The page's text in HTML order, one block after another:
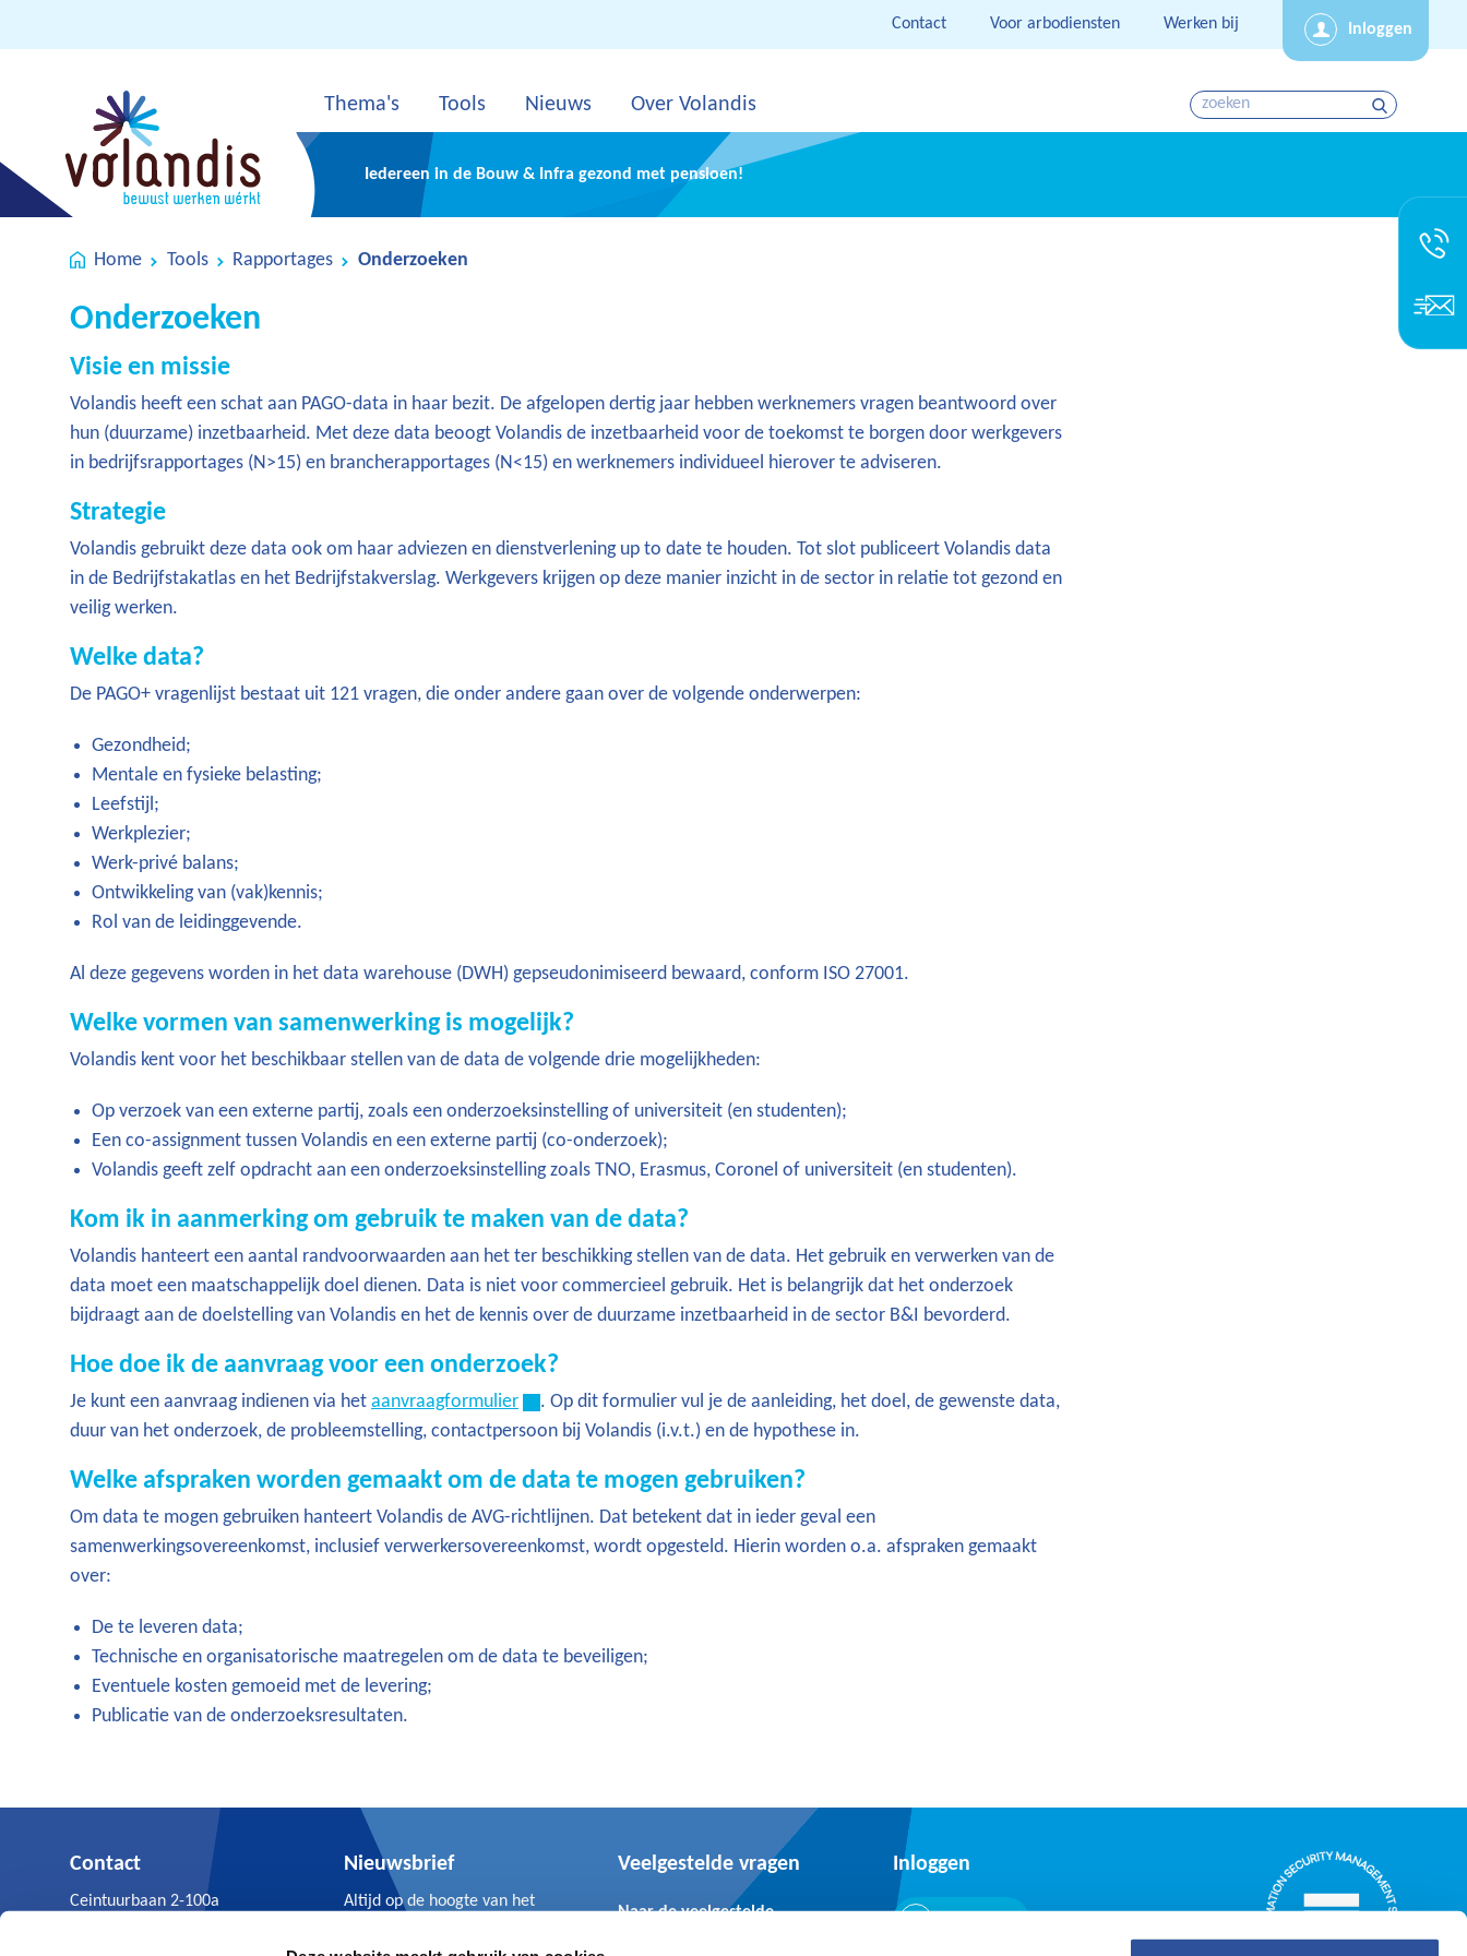
Contact Voor arbodiensten Werken bij Inloggen
Thema's Tools Nieuws Over Volandis
Iedereen in de Bouw & Infra gezond met pensioen!
Home Tools Rapportages Onderzoeken
Onderzoeken
Visie en missie
Volandis heeft een schat aan PAGO-data in haar bezit. De afgelopen dertig jaar hebben werknemers vragen beantwoord over
hun (duurzame) inzetbaarheid. Met deze data beoogt Volandis de inzetbaarheid voor de toekomst te borgen door werkgevers
in bedrijfsrapportages (N>15) en brancherapportages (N<15) en werknemers individueel hierover te adviseren.
Strategie
Volandis gebruikt deze data ook om haar adviezen en dienstverlening up to date te houden. Tot slot publiceert Volandis data
in de Bedrijfstakatlas en het Bedrijfstakverslag. Werkgevers krijgen op deze manier inzicht in de sector in relatie tot gezond en
veilig werken.
Welke data?
De PAGO+ vragenlijst bestaat uit 121 vragen, die onder andere gaan over de volgende onderwerpen:
Gezondheid;
Mentale en fysieke belasting;
Leefstijl;
Werkplezier;
Werk-privé balans;
Ontwikkeling van (vak)kennis;
Rol van de leidinggevende.
Al deze gegevens worden in het data warehouse (DWH) gepseudonimiseerd bewaard, conform ISO 27001.
Welke vormen van samenwerking is mogelijk?
Volandis kent voor het beschikbaar stellen van de data de volgende drie mogelijkheden:
Op verzoek van een externe partij, zoals een onderzoeksinstelling of universiteit (en studenten);
Een co-assignment tussen Volandis en een externe partij (co-onderzoek);
Volandis geeft zelf opdracht aan een onderzoeksinstelling zoals TNO, Erasmus, Coronel of universiteit (en studenten).
Kom ik in aanmerking om gebruik te maken van de data?
Volandis hanteert een aantal randvoorwaarden aan het ter beschikking stellen van de data. Het gebruik en verwerken van de
data moet een maatschappelijk doel dienen. Data is niet voor commercieel gebruik. Het is belangrijk dat het onderzoek
bijdraagt aan de doelstelling van Volandis en het de kennis over de duurzame inzetbaarheid in de sector B&I bevorderd.
Hoe doe ik de aanvraag voor een onderzoek?
Je kunt een aanvraag indienen via het aanvraagformulier
. Op dit formulier vul je de aanleiding, het doel, de gewenste data,
duur van het onderzoek, de probleemstelling, contactpersoon bij Volandis (i.v.t.) en de hypothese in.
Welke afspraken worden gemaakt om de data te mogen gebruiken?
Om data te mogen gebruiken hanteert Volandis de AVG-richtlijnen. Dat betekent dat in ieder geval een
samenwerkingsovereenkomst, inclusief verwerkersovereenkomst, wordt opgesteld. Hierin worden o.a. afspraken gemaakt
over:
De te leveren data;
Technische en organisatorische maatregelen om de data te beveiligen;
Eventuele kosten gemoeid met de levering;
Publicatie van de onderzoeksresultaten.
Contact
Ceintuurbaan 2-100a
Nieuwsbrief
Altijd op de hoogte van het
Veelgestelde vragen
Naar de veelgestelde
Inloggen